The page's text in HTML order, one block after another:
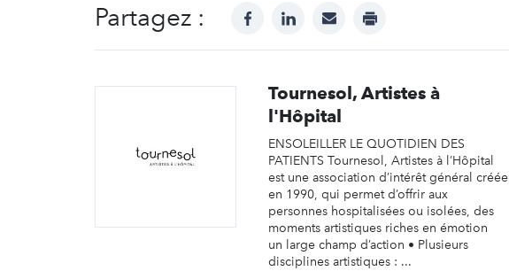
Partagez : facebooklinkedinmail print
Tournesol, Artistes à
l'Hôpital
ENSOLEILLER LE QUOTIDIEN DES
PATIENTS Tournesol, Artistes à l’Hôpital
est une association d’intérêt général créée
en 1990, qui permet d’offrir aux
personnes hospitalisées ou isolées, des
moments artistiques riches en émotion
un large champ d’action • Plusieurs
disciplines artistiques : ...